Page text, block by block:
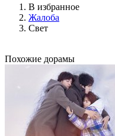
В избранное
Жалоба
Свет
Похожие дорамы